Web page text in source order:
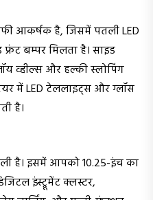
आकर्षक है, जिसमें पतली LED
बम्पर मिलता है। साइड
व्हील्स और हल्की स्लोपिंग
में LED टेललाइट्स और ग्लॉस
है।
है। इसमें आपको 10.25-इंच का
इंस्ट्रूमेंट क्लस्टर,